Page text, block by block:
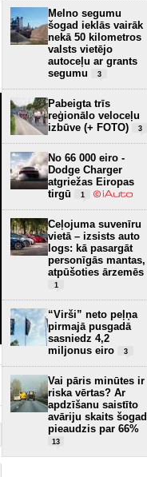
Melno segumu
šogad ieklās vairāk
nekā 50 kilometros
valsts vietējo
autoceļu ar grants
segumu
3
Pabeigta trīs
reģionālo veloceļu
izbūve (+ FOTO)
3
No 66 000 eiro -
Dodge Charger
atgriežas Eiropas
tirgū
1
Ceļojuma suvenīru
vietā – izsists auto
logs: kā pasargāt
personīgās mantas,
atpūšoties ārzemēs
1
“Virši” neto peļņa
pirmajā pusgadā
sasniedz 4,2
miljonus eiro
3
Vai pāris minūtes ir
riska vērtas? Ar
apdzīšanu saistīto
avāriju skaits šogad
pieaudzis par 66%
13